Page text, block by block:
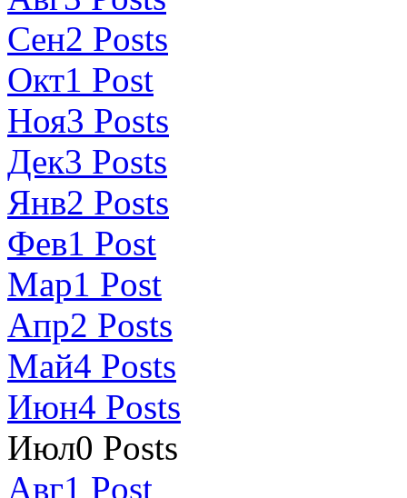
Сен2 Posts
Окт1 Post
Ноя3 Posts
Дек3 Posts
Янв2 Posts
Фев1 Post
Мар1 Post
Апр2 Posts
Май4 Posts
Июн4 Posts
Июл0 Posts
Авг1 Post